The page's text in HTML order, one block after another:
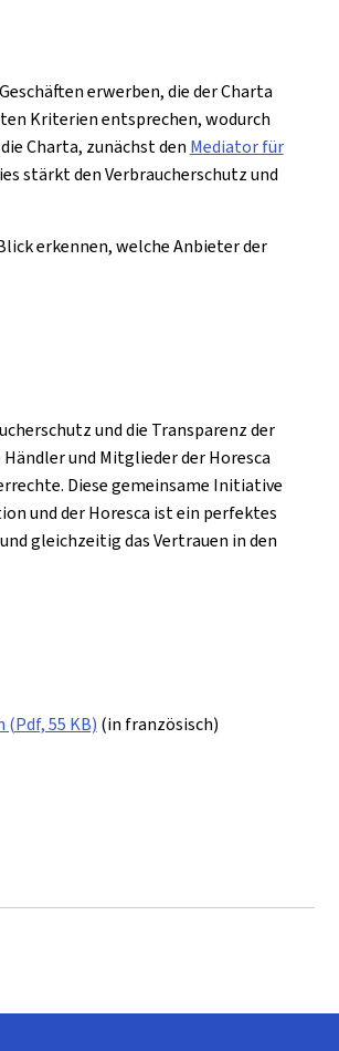
erwerben, die der Charta
Kriterien entsprechen, wodurch
Charta, zunächst den Mediator für
stärkt den Verbraucherschutz und
erkennen, welche Anbieter der
und die Transparenz der
und Mitglieder der Horesca
Diese gemeinsame Initiative
und der Horesca ist ein perfektes
gleichzeitig das Vertrauen in den
55 KB) (in französisch)